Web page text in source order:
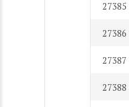
27385
27386
27387
27388